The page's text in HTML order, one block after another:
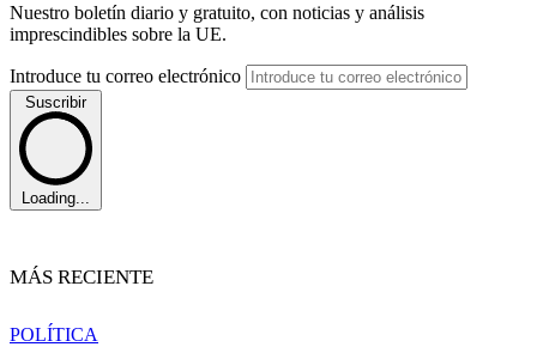
Nuestro boletín diario y gratuito, con noticias y análisis
imprescindibles sobre la UE.
Introduce tu correo electrónico
Suscribir
Loading...
MÁS RECIENTE
POLÍTICA